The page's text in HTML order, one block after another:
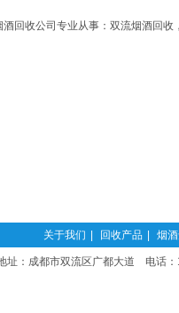
酒回收公司专业从事：双流烟酒回
关于我们 回收产品 烟
址：成都市双流区广都大道 电话